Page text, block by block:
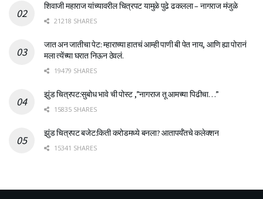
शिवाजी महाराज यांच्यावरील चित्रपट यामुळे पुढे ढकलला – नागराज मंजुळे
21218 SHARES
जात अन जातीचा पेट: म्हाराच्या हातचं आम्ही पाणी बी पेत नाय, आणि ह्या पोरानं
मला त्येंच्या घरात निऊन ठेवलं.
19479 SHARES
झुंड चित्रपट:सुबोध भावे ची पोस्ट ,”नागराज तू आमच्या पिढीचा…”
15835 SHARES
झुंड चित्रपट बजेट:किती करोडमध्ये बनला? आतापर्यँतचे कलेक्शन
15341 SHARES